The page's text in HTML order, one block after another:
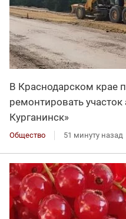
В Краснодарском крае
ремонтировать
Курганинск»
Общество 51 минуту назад